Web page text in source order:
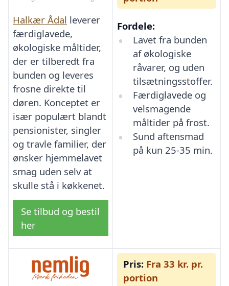
Halkær Ådal leverer
færdiglavede,
økologiske måltider,
der er tilberedt fra
bunden og leveres
frosne direkte til
døren. Konceptet er
især populært blandt
pensionister, singler
og travle familier, der
ønsker hjemmelavet
smag uden selv at
skulle stå i køkkenet.
Se tilbud og bestil
her
Fordele:
Lavet fra bunden
af økologiske
råvarer, og uden
tilsætningsstoffer.
Færdiglavede og
velsmagende
måltider på frost.
Sund aftensmad
på kun 25-35 min.
Pris: Fra 33 kr. pr.
portion